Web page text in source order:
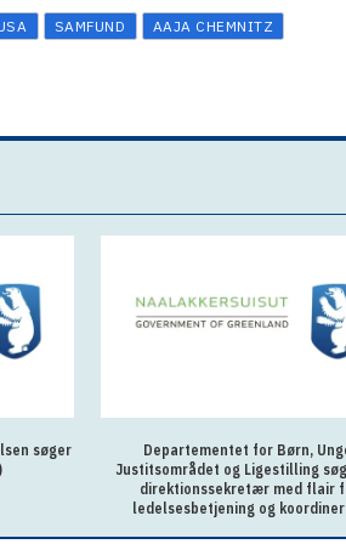
SAMFUND AAJA CHEMNITZ
søger
Departementet for Børn,
Justitsområdet og Ligestilling
direktionssekretær med flair
ledelsesbetjening og